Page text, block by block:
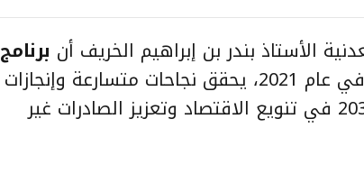
الأستاذ بندر بن إبراهيم الخريف أن برنامج
، الذي أُطلق في عام 2021، يحقق نجاحات متسارعة وإنجازات
نوعية تدعم أهداف رؤية المملكة 2030 في تنويع الاقتصاد وتعزيز الصادرات غير